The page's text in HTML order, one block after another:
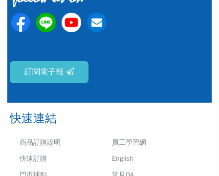
訂閱電子報
快速連結
商品訂購說明
快速訂購
員工學習網
English